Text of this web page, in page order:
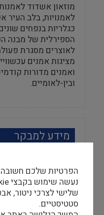
מוזאון אשדוד
לאמנויות, בלב העיר
כגלריות בנפחים
הספירלית של מבנה
לאוצרים מסגרת
מציגות אמנים
ואמנים מדורות
ובין-לאומיים.
מידע למבקר
ובערבי החג המוזאון
הפרטיות שלכם חשובה
שלישי לצרכי ניטור,
סטטיסטיים.